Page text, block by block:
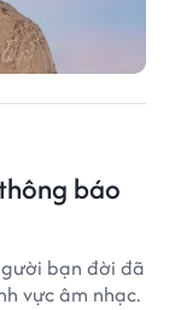
báo
bạn đời đã
vực âm nhạc.